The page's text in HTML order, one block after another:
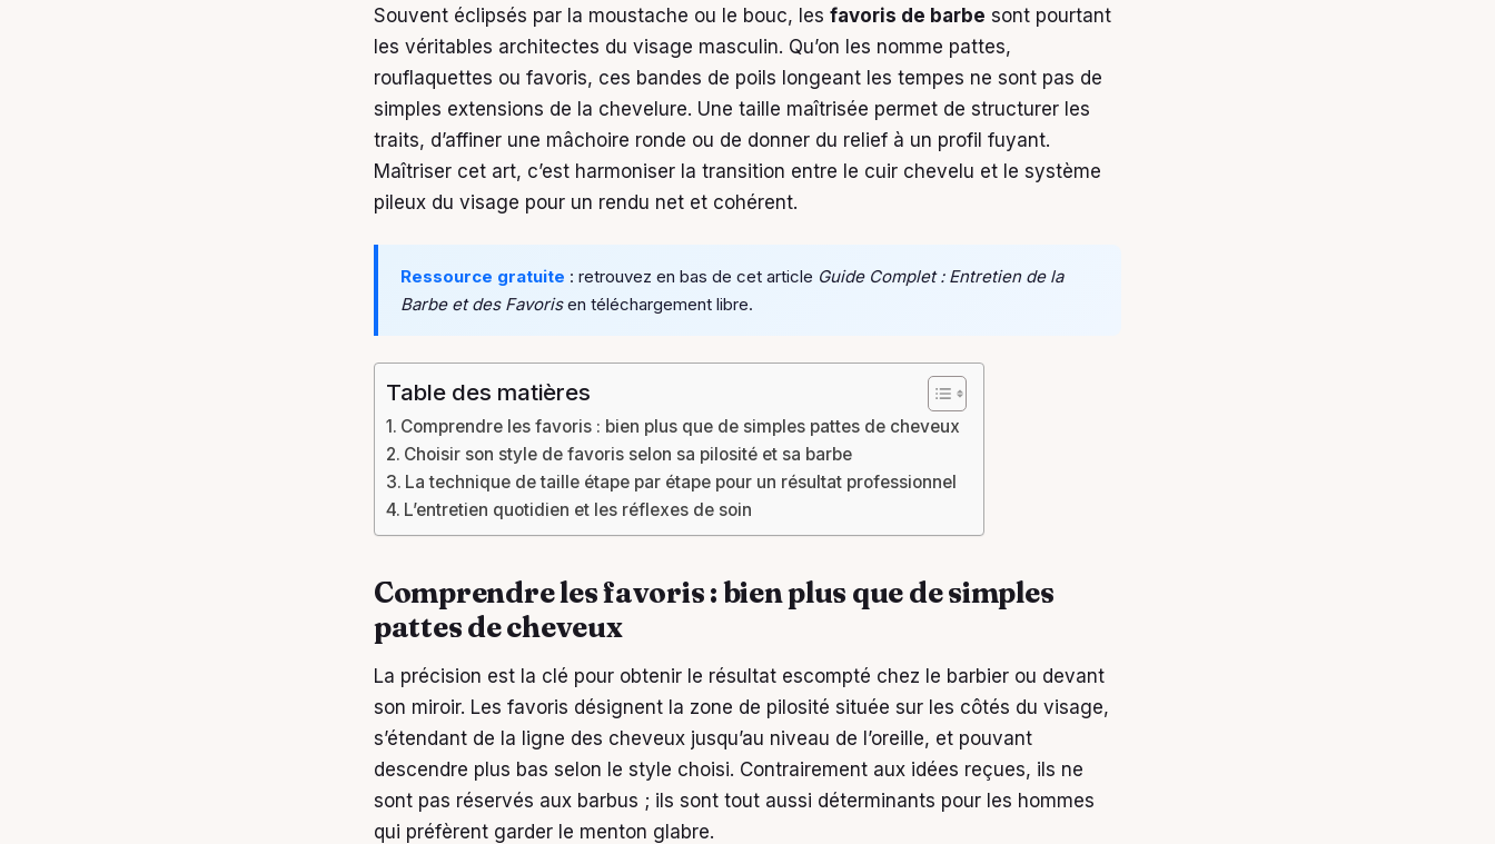
Souvent éclipsés par la moustache ou le bouc, les favoris de barbe sont pourtant
les véritables architectes du visage masculin. Qu’on les nomme pattes,
rouflaquettes ou favoris, ces bandes de poils longeant les tempes ne sont pas de
simples extensions de la chevelure. Une taille maîtrisée permet de structurer les
traits, d’affiner une mâchoire ronde ou de donner du relief à un profil fuyant.
Maîtriser cet art, c’est harmoniser la transition entre le cuir chevelu et le système
pileux du visage pour un rendu net et cohérent.
Ressource gratuite : retrouvez en bas de cet article Guide Complet : Entretien de la
Barbe et des Favorisen téléchargement libre.
Table des matières
Comprendre les favoris : bien plus que de simples pattes de cheveux
Choisir son style de favoris selon sa pilosité et sa barbe
La technique de taille étape par étape pour un résultat professionnel
L’entretien quotidien et les réflexes de soin
Comprendre les favoris : bien plus que de simples
pattes de cheveux
La précision est la clé pour obtenir le résultat escompté chez le barbier ou devant
son miroir. Les favoris désignent la zone de pilosité située sur les côtés du visage,
s’étendant de la ligne des cheveux jusqu’au niveau de l’oreille, et pouvant
descendre plus bas selon le style choisi. Contrairement aux idées reçues, ils ne
sont pas réservés aux barbus ; ils sont tout aussi déterminants pour les hommes
qui préfèrent garder le menton glabre.